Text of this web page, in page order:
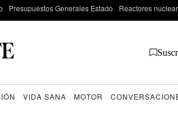
Presupuestos Generales Estado Reactores
VIDA SANA MOTOR